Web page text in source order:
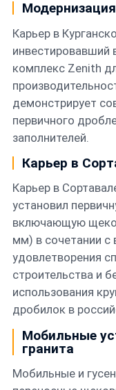
Карьер в
инвестировавший
комплекс Zenith
демонстрирует
первичного
заполнителей.
Карьер в
Карьер в
установил
включающую
мм) в сочетании
удовлетворения
строительства и
использования
дробилок в
Мобильные
гранита
Мобильные и